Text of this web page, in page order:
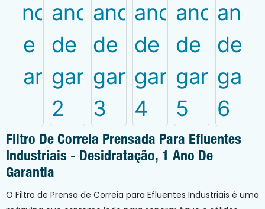
Filtro De Correia Prensada Para Efluentes
Industriais - Desidratação, 1 Ano De
Garantia
O Filtro de Prensa de Correia para Efluentes Industriais é uma